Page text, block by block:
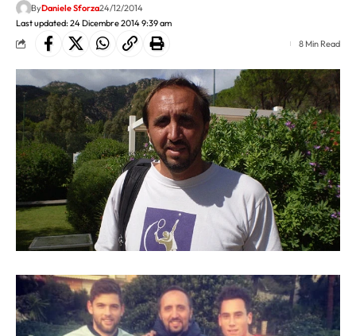
Last updated: 24 Dicembre 2014 9:39 am
ByDaniele Sforza24/12/2014
8 Min Read